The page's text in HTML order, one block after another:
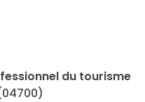
du tourisme